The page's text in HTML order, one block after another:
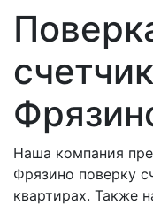
Наша компания
Фрязино поверку
квартирах. Также